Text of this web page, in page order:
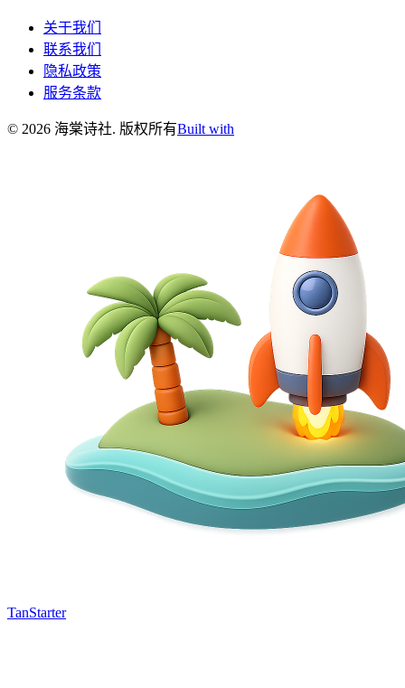
关于我们
联系我们
隐私政策
服务条款
© 2026 海棠诗社. 版权所有Built with
TanStarter